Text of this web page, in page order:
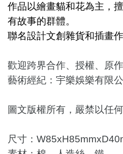
作品以繪畫貓和花為主，
有故事的群體。
聯名設計文創雜貨和插畫
歡迎跨界合作、授權、原作
藝術經紀：宇樂娛樂有限
圖文版權所有，嚴禁以任
尺寸：